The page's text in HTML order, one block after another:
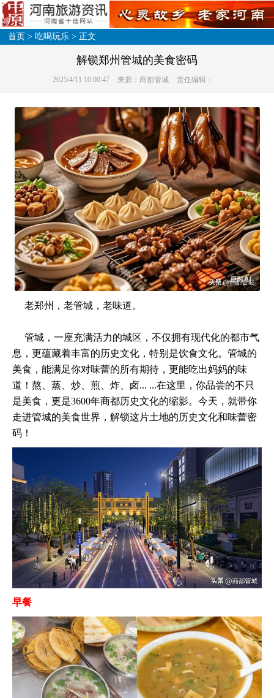
首页 >吃喝玩乐 > 正文
解锁郑州管城的美食密码
2025/4/11 10:00:47 来源：商都管城 责任编辑：
老郑州，老管城，老味道。
管城，一座充满活力的城区，不仅拥有现代化的都市气
息，更蕴藏着丰富的历史文化，特别是饮食文化。管城的
美食，能满足你对味蕾的所有期待，更能吃出妈妈的味
道！熬、蒸、炒、煎、炸、卤... ...在这里，你品尝的不只
是美食，更是3600年商都历史文化的缩影。今天，就带你
走进管城的美食世界，解锁这片土地的历史文化和味蕾密
码！
早餐